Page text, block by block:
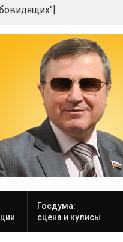
Госдума:
сцена и кулисы